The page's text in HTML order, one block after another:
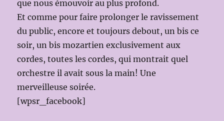
que nous émouvoir au plus profond.
Et comme pour faire prolonger le ravissement
du public, encore et toujours debout, un bis ce
soir, un bis mozartien exclusivement aux
cordes, toutes les cordes, qui montrait quel
orchestre il avait sous la main! Une
merveilleuse soirée.
[wpsr_facebook]